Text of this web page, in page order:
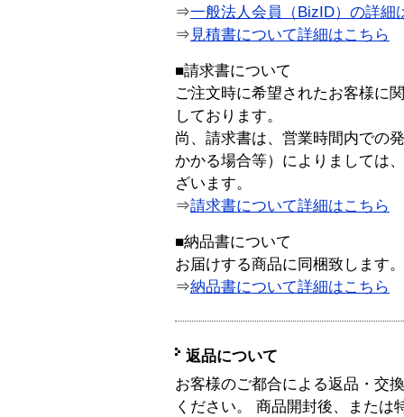
⇒一般法人会員（BizID）の詳細
⇒ 見積書について詳細はこちら
■請求書について
ご注文時に希望されたお客様に
しております。
尚、請求書は、営業時間内での
かかる場合等）によりましては
ざいます。
⇒請求書について詳細はこちら
■納品書について
お届けする商品に同梱致します。
⇒納品書について詳細はこちら
返品について
お客様のご都合による返品・交
ください。 商品開封後、または